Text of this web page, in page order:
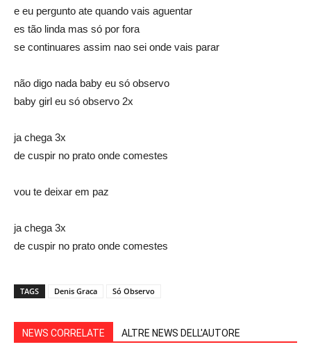
e eu pergunto ate quando vais aguentar
es tão linda mas só por fora
se continuares assim nao sei onde vais parar
não digo nada baby eu só observo
baby girl eu só observo 2x
ja chega 3x
de cuspir no prato onde comestes
vou te deixar em paz
ja chega 3x
de cuspir no prato onde comestes
TAGS Denis Graca Só Observo
NEWS CORRELATE ALTRE NEWS DELL'AUTORE